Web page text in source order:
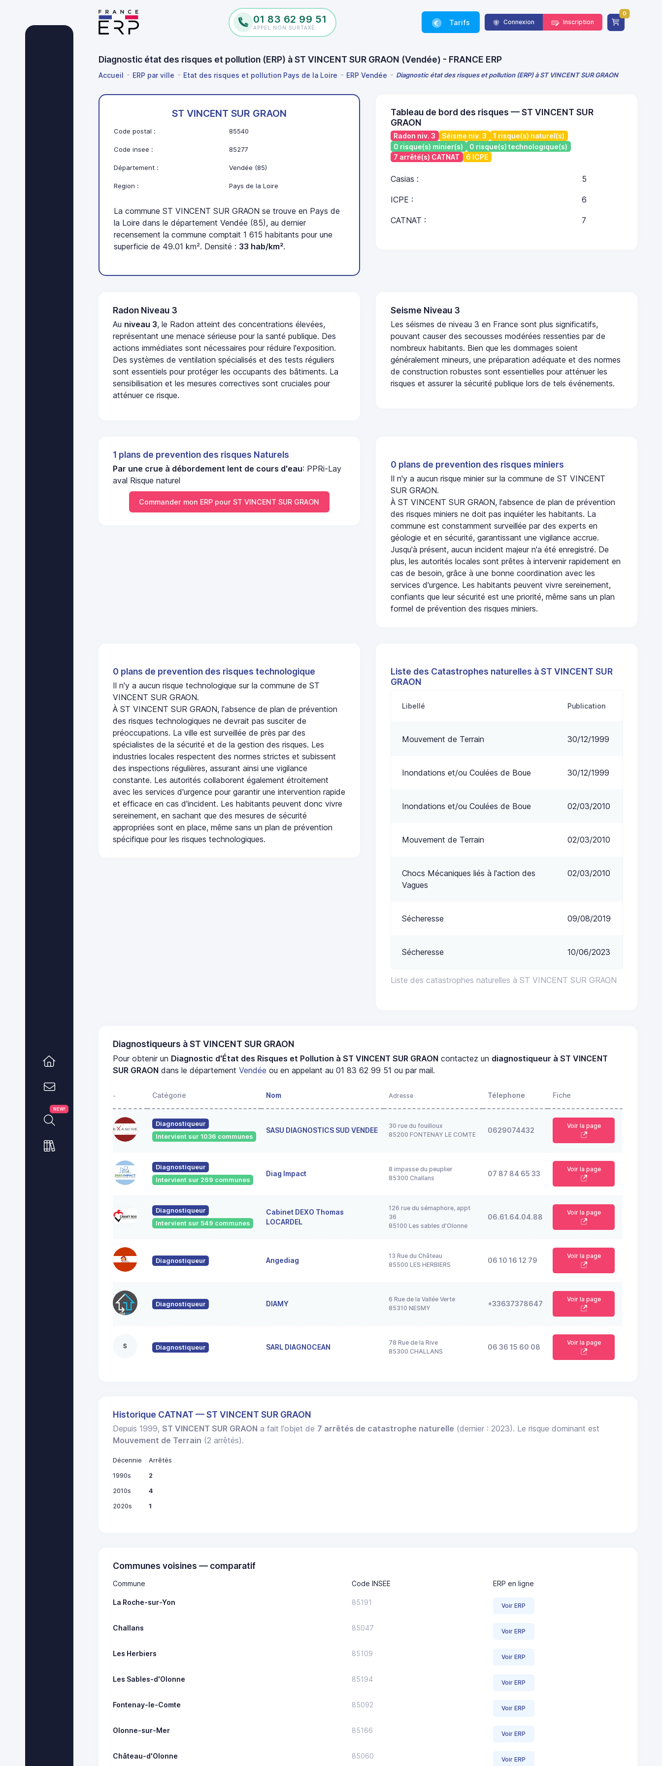
01 83 62 99 51
APPEL NON SURTAXÉ
Tarifs Connexion Inscription
0
Diagnostic état des risques et pollution (ERP) à ST VINCENT SUR GRAON (Vendée) - FRANCE ERP
Accueil ERP par ville Etat des risques et pollution Pays de la Loire ERP Vendée Diagnostic état des risques et pollution (ERP) à ST VINCENT SUR GRAON
NEW!
ST VINCENT SUR GRAON
Code postal : 85540
Code insee : 85277
Département : Vendée (85)
Region : Pays de la Loire
La commune ST VINCENT SUR GRAON se trouve en Pays de
la Loire dans le département Vendée (85), au dernier
recensement la commune comptait 1 615 habitants pour une
superficie de 49.01 km². Densité : 33 hab/km².
Tableau de bord des risques — ST VINCENT SUR
GRAON
Radon niv. 3 Séisme niv. 3
1 risque(s) naturel(s)
0 risque(s) minier(s)
0 risque(s) technologique(s)
7 arrêté(s) CATNAT
6 ICPE
Casias : 5
ICPE : 6
CATNAT : 7
Radon Niveau 3
Au niveau 3, le Radon atteint des concentrations élevées,
représentant une menace sérieuse pour la santé publique. Des
actions immédiates sont nécessaires pour réduire l'exposition.
Des systèmes de ventilation spécialisés et des tests réguliers
sont essentiels pour protéger les occupants des bâtiments. La
sensibilisation et les mesures correctives sont cruciales pour
atténuer ce risque.
Seisme Niveau 3
Les séismes de niveau 3 en France sont plus significatifs,
pouvant causer des secousses modérées ressenties par de
nombreux habitants. Bien que les dommages soient
généralement mineurs, une préparation adéquate et des normes
de construction robustes sont essentielles pour atténuer les
risques et assurer la sécurité publique lors de tels événements.
1 plans de prevention des risques Naturels
Par une crue à débordement lent de cours d'eau: PPRi-Lay
aval Risque naturel
Commander mon ERP pour ST VINCENT SUR GRAON
0 plans de prevention des risques miniers
Il n'y a aucun risque minier sur la commune de ST VINCENT
SUR GRAON.
À ST VINCENT SUR GRAON, l'absence de plan de prévention
des risques miniers ne doit pas inquiéter les habitants. La
commune est constamment surveillée par des experts en
géologie et en sécurité, garantissant une vigilance accrue.
Jusqu'à présent, aucun incident majeur n'a été enregistré. De
plus, les autorités locales sont prêtes à intervenir rapidement en
cas de besoin, grâce à une bonne coordination avec les
services d'urgence. Les habitants peuvent vivre sereinement,
confiants que leur sécurité est une priorité, même sans un plan
formel de prévention des risques miniers.
0 plans de prevention des risques technologique
Il n'y a aucun risque technologique sur la commune de ST
VINCENT SUR GRAON.
À ST VINCENT SUR GRAON, l'absence de plan de prévention
des risques technologiques ne devrait pas susciter de
préoccupations. La ville est surveillée de près par des
spécialistes de la sécurité et de la gestion des risques. Les
industries locales respectent des normes strictes et subissent
des inspections régulières, assurant ainsi une vigilance
constante. Les autorités collaborent également étroitement
avec les services d'urgence pour garantir une intervention rapide
et efficace en cas d'incident. Les habitants peuvent donc vivre
sereinement, en sachant que des mesures de sécurité
appropriées sont en place, même sans un plan de prévention
spécifique pour les risques technologiques.
Liste des Catastrophes naturelles à ST VINCENT SUR
GRAON
Liste des catastrophes naturelles à ST VINCENT SUR GRAON
Libellé Publication
Mouvement de Terrain 30/12/1999
Inondations et/ou Coulées de Boue 30/12/1999
Inondations et/ou Coulées de Boue 02/03/2010
Mouvement de Terrain 02/03/2010
Chocs Mécaniques liés à l'action des
Vagues
02/03/2010
Sécheresse 09/08/2019
Sécheresse 10/06/2023
Diagnostiqueurs à ST VINCENT SUR GRAON
Pour obtenir un Diagnostic d'État des Risques et Pollution à ST VINCENT SUR GRAON contactez un diagnostiqueur à ST VINCENT
SUR GRAON dans le départementVendée ou en appelant au 01 83 62 99 51 ou par mail.
- Catégorie Nom Adresse Télephone Fiche
Diagnostiqueur
Intervient sur 1036 communes
SASU DIAGNOSTICS SUD VENDEE
30 rue du fouilloux
85200 FONTENAY LE COMTE
0629074432
Voir la page
Diagnostiqueur
Intervient sur 269 communes
Diag Impact
8 impasse du peuplier
85300 Challans
07 87 84 65 33
Voir la page
Diagnostiqueur
Intervient sur 549 communes
Cabinet DEXO Thomas
LOCARDEL
126 rue du sémaphore, appt
36
85100 Les sables d'Olonne
06.61.64.04.88
Voir la page
Diagnostiqueur Angediag
13 Rue du Château
85500 LES HERBIERS
06 10 16 12 79
Voir la page
Diagnostiqueur DIAMY
6 Rue de la Vallée Verte
85310 NESMY
+33637378647
Voir la page
S Diagnostiqueur SARL DIAGNOCEAN
78 Rue de la Rive
85300 CHALLANS
06 36 15 60 08
Voir la page
Historique CATNAT — ST VINCENT SUR GRAON
Depuis 1999,ST VINCENT SUR GRAON a fait l'objet de 7 arrêtés de catastrophe naturelle (dernier : 2023). Le risque dominant est
Mouvement de Terrain (2 arrêtés).
Décennie
Arrêtés
1990s
2
2010s
4
2020s
1
Communes voisines — comparatif
Commune Code INSEE ERP en ligne
La Roche-sur-Yon 85191 Voir ERP
Challans 85047 Voir ERP
Les Herbiers 85109 Voir ERP
Les Sables-d'Olonne 85194 Voir ERP
Fontenay-le-Comte 85092 Voir ERP
Olonne-sur-Mer 85166 Voir ERP
Château-d'Olonne 85060 Voir ERP